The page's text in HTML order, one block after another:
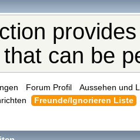
can be
Forum Profil
Aussehen und
Freunde/Ignorieren Liste